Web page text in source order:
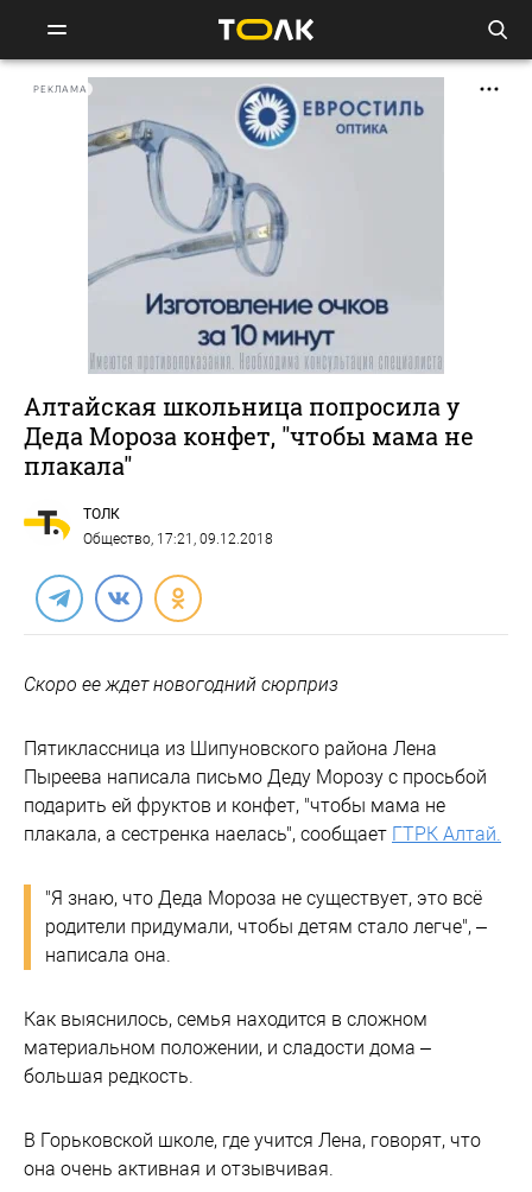
РЕКЛАМА
Алтайская школьница попросила у
Деда Мороза конфет, "чтобы мама не
плакала"
ТОЛК
Общество, 17:21, 09.12.2018
Скоро ее ждет новогодний сюрприз
Пятиклассница из Шипуновского района Лена
Пыреева написала письмо Деду Морозу с просьбой
подарить ей фруктов и конфет, "чтобы мама не
плакала, а сестренка наелась", сообщает ГТРК Алтай.
"Я знаю, что Деда Мороза не существует, это всё
родители придумали, чтобы детям стало легче", –
написала она.
Как выяснилось, семья находится в сложном
материальном положении, и сладости дома –
большая редкость.
В Горьковской школе, где учится Лена, говорят, что
она очень активная и отзывчивая.